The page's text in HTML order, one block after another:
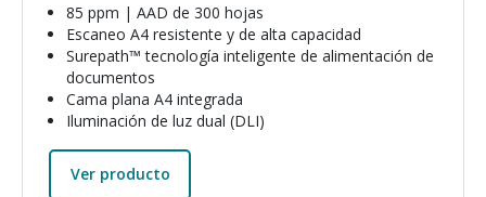
85 ppm | AAD de 300 hojas
Escaneo A4 resistente y de alta capacidad
Surepath™ tecnología inteligente de alimentación de
documentos
Cama plana A4 integrada
Iluminación de luz dual (DLI)
Ver producto